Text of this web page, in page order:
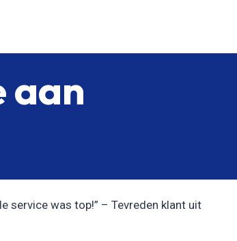
aan
service was top!” – Tevreden klant uit